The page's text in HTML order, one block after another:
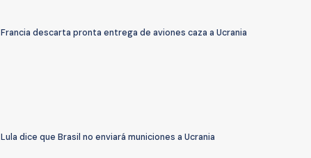
Francia descarta pronta entrega de aviones caza a Ucrania
Lula dice que Brasil no enviará municiones a Ucrania